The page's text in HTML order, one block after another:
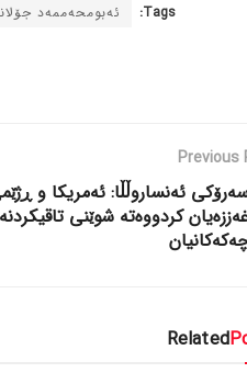
Tags: ئەبومحەممەد
Previous
ئەنساروڵڵا: ئەمریکا و
کردووەتە شوێنی
Related